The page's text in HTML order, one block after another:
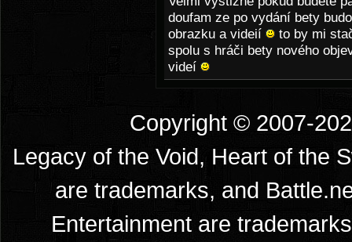
doufam ze po vydání bety
obrazku a videií
to by mi
spolu s hráči bety nového
videí
Copyright © 2007-
Legacy of the Void, Heart of the
are trademarks, and
Entertainment are